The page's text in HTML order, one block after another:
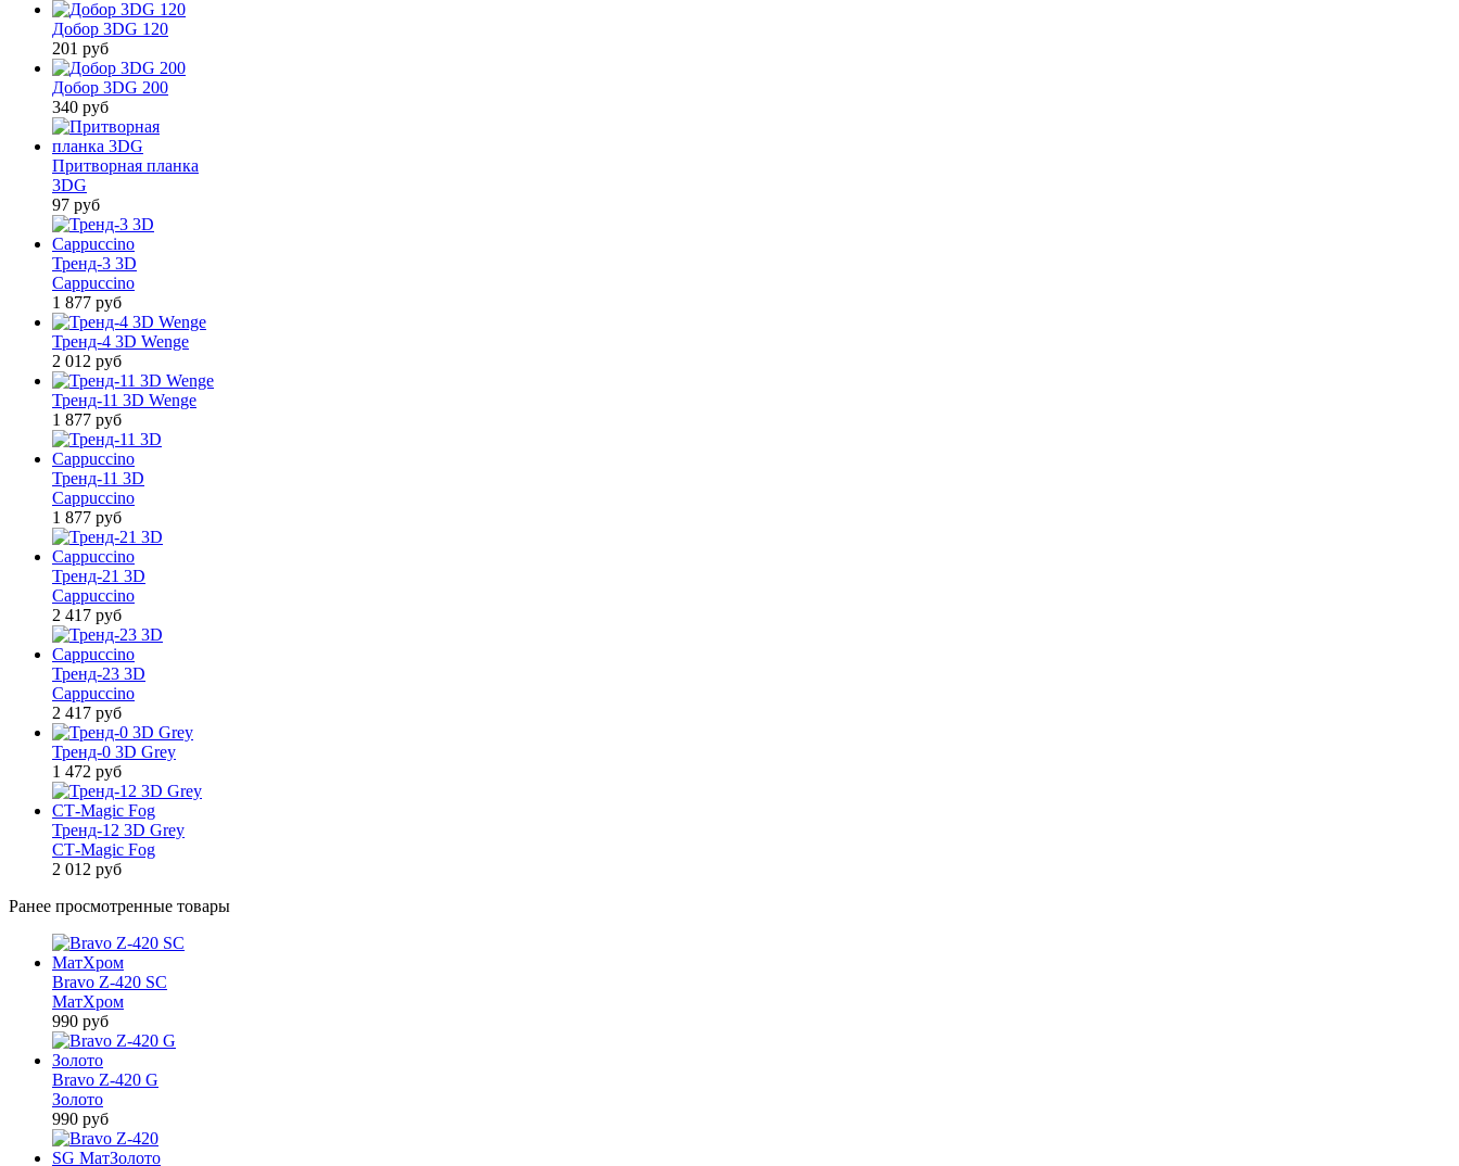
Добор 3DG 120
201 руб
Добор 3DG 200
340 руб
Притворная планка
3DG
97 руб
Тренд-3 3D
Cappuccino
1 877 руб
Тренд-4 3D Wenge
2 012 руб
Тренд-11 3D Wenge
1 877 руб
Тренд-11 3D
Cappuccino
1 877 руб
Тренд-21 3D
Cappuccino
2 417 руб
Тренд-23 3D
Cappuccino
2 417 руб
Тренд-0 3D Grey
1 472 руб
Тренд-12 3D Grey
СТ-Magic Fog
2 012 руб
Ранее просмотренные товары
Bravo Z-420 SC
МатХром
990 руб
Bravo Z-420 G
Золото
990 руб